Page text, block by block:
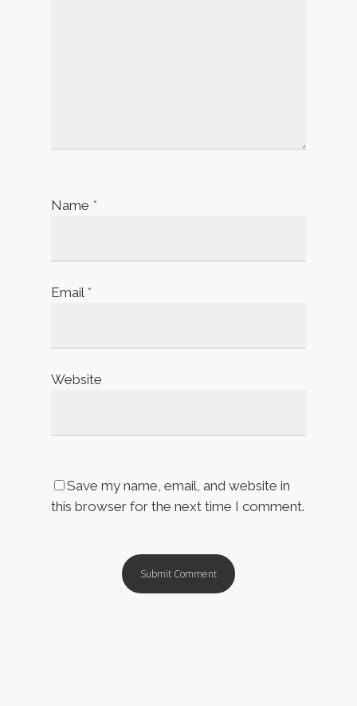
Name *
Email *
Website
Save my name, email, and website in
this browser for the next time I comment.